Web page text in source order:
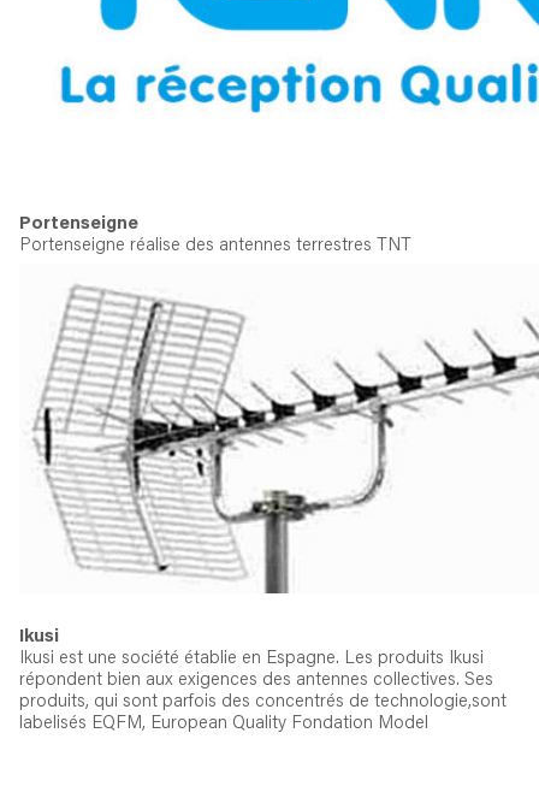
Portenseigne
Portenseigne réalise des antennes terrestres TNT
Ikusi
Ikusi est une société établie en Espagne. Les produits Ikusi
répondent bien aux exigences des antennes collectives. Ses
produits, qui sont parfois des concentrés de technologie,sont
labelisés EQFM, European Quality Fondation Model